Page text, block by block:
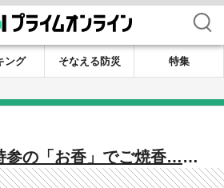
検索
ング そなえる防災
特集
参の「お香」でご焼香…神
室と仏教の深い縁